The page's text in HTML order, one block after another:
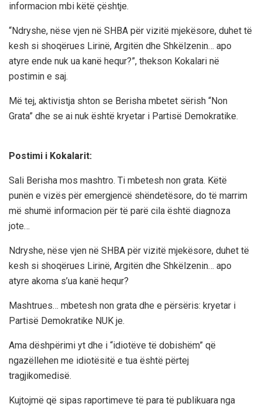
informacion mbi këtë çështje.
“Ndryshe, nëse vjen në SHBA për vizitë mjekësore, duhet të
kesh si shoqërues Lirinë, Argitën dhe Shkëlzenin… apo
atyre ende nuk ua kanë hequr?”, thekson Kokalari në
postimin e saj.
Më tej, aktivistja shton se Berisha mbetet sërish “Non
Grata” dhe se ai nuk është kryetar i Partisë Demokratike.
Postimi i Kokalarit:
Sali Berisha mos mashtro. Ti mbetesh non grata. Këtë
punën e vizës për emergjencë shëndetësore, do të marrim
më shumë informacion për të parë cila është diagnoza
jote…
Ndryshe, nëse vjen në SHBA për vizitë mjekësore, duhet të
kesh si shoqërues Lirinë, Argitën dhe Shkëlzenin… apo
atyre akoma s’ua kanë hequr?
Mashtrues… mbetesh non grata dhe e përsëris: kryetar i
Partisë Demokratike NUK je.
Ama dëshpërimi yt dhe i “idiotëve të dobishëm” që
ngazëllehen me idiotësitë e tua është përtej
tragjikomedisë.
Kujtojmë që sipas raportimeve të para të publikuara nga